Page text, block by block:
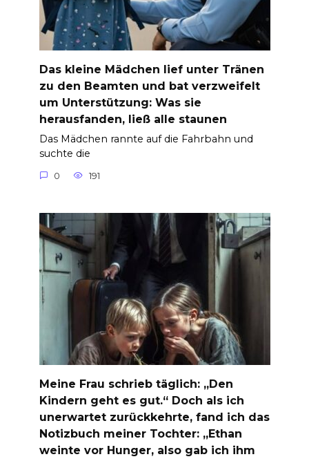
Das kleine Mädchen lief unter Tränen
zu den Beamten und bat verzweifelt
um Unterstützung: Was sie
herausfanden, ließ alle staunen
Das Mädchen rannte auf die Fahrbahn und
suchte die
0 191
Meine Frau schrieb täglich: „Den
Kindern geht es gut.“ Doch als ich
unerwartet zurückkehrte, fand ich das
Notizbuch meiner Tochter: „Ethan
weinte vor Hunger, also gab ich ihm